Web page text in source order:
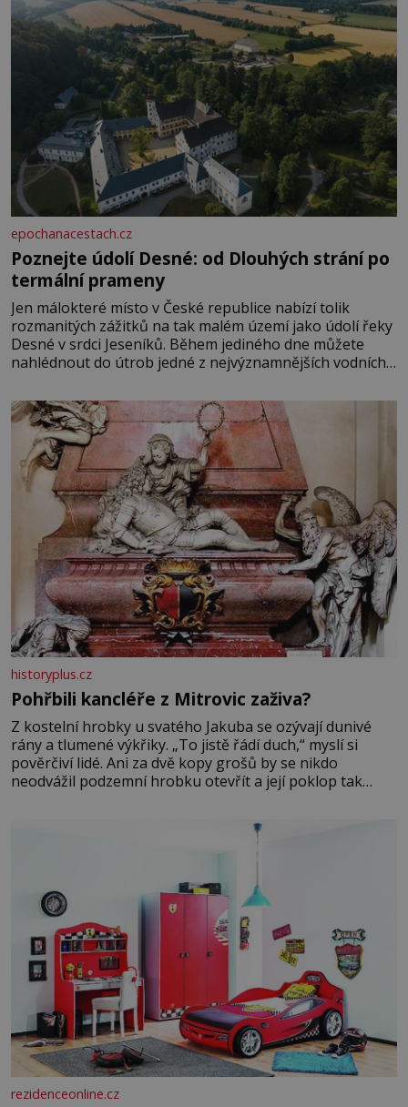
epochanacestach.cz
Poznejte údolí Desné: od Dlouhých strání po
termální prameny
Jen málokteré místo v České republice nabízí tolik
rozmanitých zážitků na tak malém území jako údolí řeky
Desné v srdci Jeseníků. Během jediného dne můžete
nahlédnout do útrob jedné z nejvýznamnějších vodních
se na koloběžce a den zakončit poznáváním památek ve
Velkých Losinách nebo v termálním
historyplus.cz
Pohřbili kancléře z Mitrovic zaživa?
Z kostelní hrobky u svatého Jakuba se ozývají dunivé
rány a tlumené výkřiky. „To jistě řádí duch,“ myslí si
pověrčiví lidé. Ani za dvě kopy grošů by se nikdo
neodvážil podzemní hrobku otevřít a její poklop tak
rezidenceonline.cz